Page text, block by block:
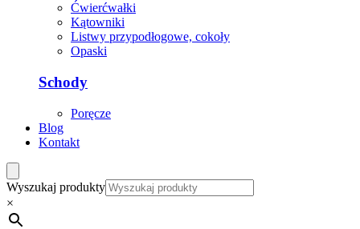
Ćwierćwałki
Kątowniki
Listwy przypodłogowe, cokoły
Opaski
Schody
Poręcze
Blog
Kontakt
Wyszukaj produkty
×